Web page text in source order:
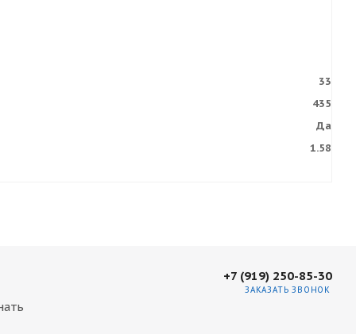
33
435
Да
1.58
+7 (919) 250-85-30
ЗАКАЗАТЬ ЗВОНОК